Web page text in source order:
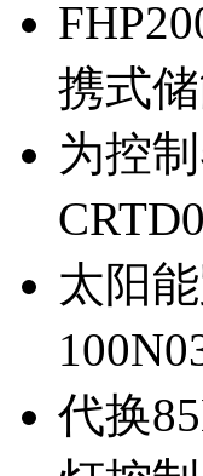
携式
为控
太阳
代换